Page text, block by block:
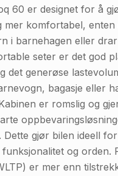
60 er designet for å
mer komfortabel,
i barnehagen eller
seter er det god
det generøse
bagasje eller
er romslig og
Dette gjør bilen ideell
og orden.
er mer enn